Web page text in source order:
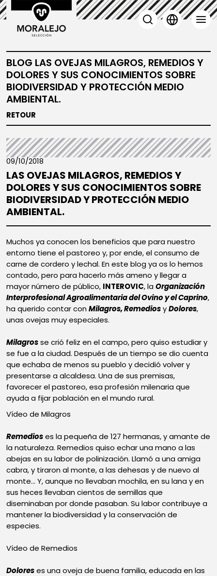
BLOG LAS OVEJAS MILAGROS, REMEDIOS Y
DOLORES Y SUS CONOCIMIENTOS SOBRE
BIODIVERSIDAD Y PROTECCIÓN MEDIO
AMBIENTAL.
RETOUR
09/10/2018
LAS OVEJAS MILAGROS, REMEDIOS Y
DOLORES Y SUS CONOCIMIENTOS SOBRE
BIODIVERSIDAD Y PROTECCIÓN MEDIO
AMBIENTAL.
Muchos ya conocen los beneficios que para nuestro
entorno tiene el pastoreo y, por ende, el consumo de
carne de cordero y lechal. En este blog ya os lo hemos
contado, pero para hacerlo más ameno y llegar a
mayor número de público, INTEROVIC, laOrganización
Interprofesional Agroalimentaria del Ovino y el Caprino,
ha querido contar conMilagros, RemediosyDolores,
unas ovejas muy especiales.
Milagros se crió feliz en el campo, pero quiso estudiar y
se fue a la ciudad. Después de un tiempo se dio cuenta
que echaba de menos su pueblo y decidió volver y
presentarse a alcaldesa. Una de sus premisas,
favorecer el pastoreo, esa profesión milenaria que
ayuda a fijar población en el mundo rural.
Vídeo de Milagros
Remedios es la pequeña de 127 hermanas, y amante de
la naturaleza. Remedios quiso echar una mano a las
abejas en su labor de polinización. Llamó a una amiga
cabra, y tiraron al monte, a las dehesas y de nuevo al
monte... Y, aunque no llevaban mochila, en su lana y en
sus heces llevaban cientos de semillas que
diseminaban por donde pasaban. Su labor contribuye a
mantener la biodiversidad y la conservación de
especies.
Vídeo de Remedios
Doloreses una oveja de buena familia, educada en las